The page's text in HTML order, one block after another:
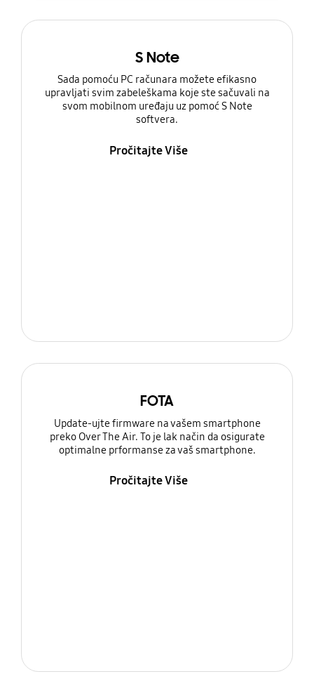
S Note
Sada pomoću PC računara možete efikasno
upravljati svim zabeleškama koje ste sačuvali na
svom mobilnom uređaju uz pomoć S Note
softvera.
Pročitajte Više
FOTA
Update-ujte firmware na vašem smartphone
preko Over The Air. To je lak način da osigurate
optimalne prformanse za vaš smartphone.
Pročitajte Više